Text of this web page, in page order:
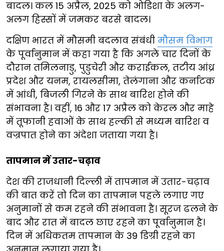
बादल। कल 15 अप्रैल, 2025 को ओडिशा के अलग-
अलग हिस्सों में जमकर बरसे बादल।
दक्षिण भारत में मौसमी बदलाव संबंधी मौसम विभाग
के पूर्वानुमान में कहा गया है कि अगले चार दिनों के
दौरान तमिलनाडु, पुडुचेरी और कराईकल, तटीय आंध्र
प्रदेश और यनम, रायलसीमा, तेलंगाना और कर्नाटक
में आंधी, बिजली गिरने के साथ बारिश होने की
संभावना है। वहीं, 16 और 17 अप्रैल को केरल और माहे
में तूफानी हवाओं के साथ हल्की से मध्यम बारिश व
वज्रपात होने का अंदेशा जताया गया है।
तापमान में उतार-चढ़ाव
देश की राजधानी दिल्ली में तापमान में उतार-चढ़ाव
की बात करें तो दिन का तापमान पहले लगाए गए
अनुमानों से कम रहने की संभावना है। सूरज ढलने के
बाद और रात में बादल छाए रहने का पूर्वानुमान है।
दिन में अधिकतम तापमान के 39 डिग्री रहने का